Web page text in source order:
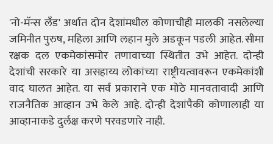
'नो-मॅन्स लँड' अर्थात दोन देशांमधील कोणाचीही मालकी नसलेल्या
जमिनीत पुरुष, महिला आणि लहान मुले अडकून पडली आहेत. सीमा
रक्षक दल एकमेकांसमोर तणावाच्या स्थितीत उभे आहेत. दोन्ही
देशांची सरकारे या असहाय्य लोकांच्या राष्ट्रीयत्वावरून एकमेकांशी
वाद घालत आहेत. या सर्व प्रकाराने एक मोठे मानवतावादी आणि
राजनैतिक आव्हान उभे केले आहे. दोन्ही देशांपैकी कोणालाही या
आव्हानाकडे दुर्लक्ष करणे परवडणारे नाही.